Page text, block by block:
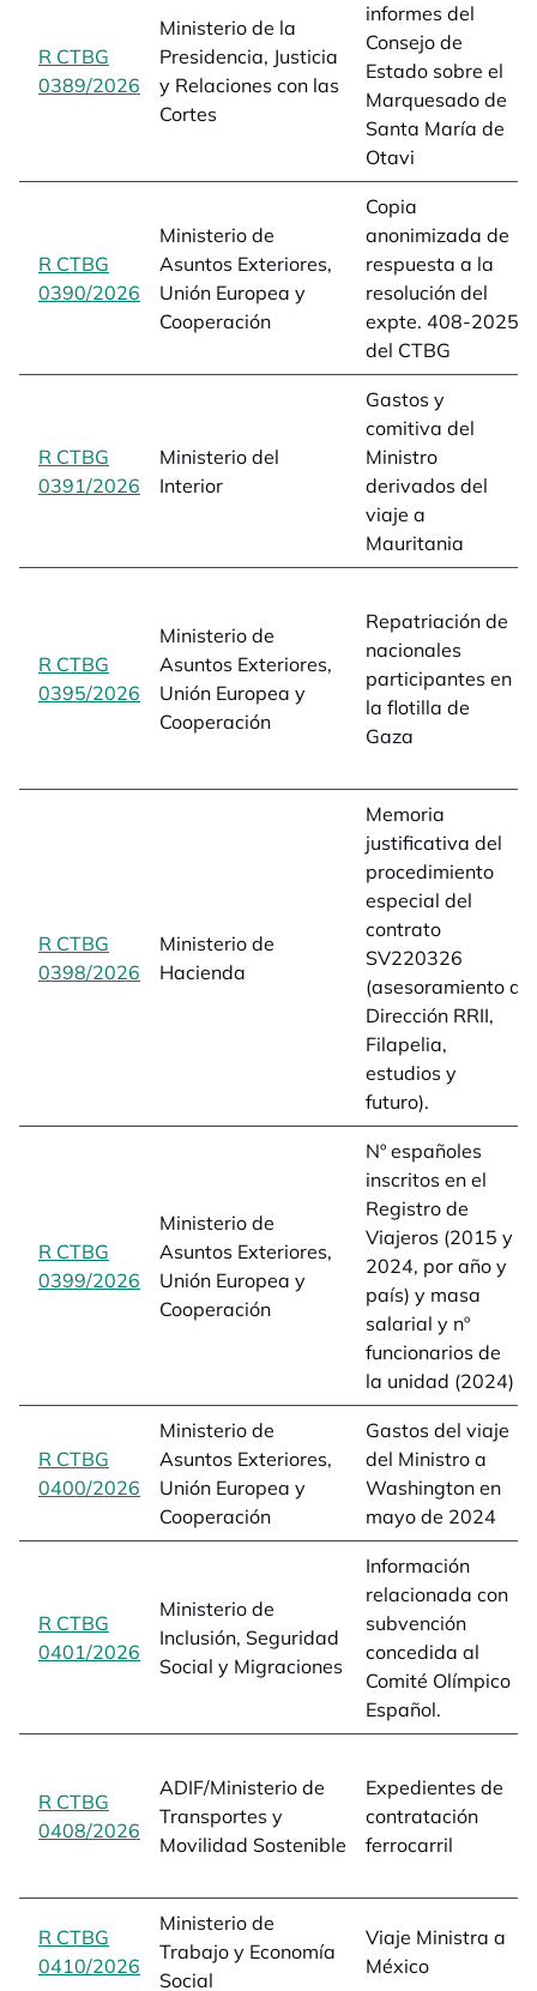
R CTBG
0389/2026 opens in a new tab
Ministerio de la
Presidencia, Justicia
y Relaciones con las
Cortes
informes del
Consejo de
Estado sobre el
Marquesado de
Santa María de
Otavi
R CTBG
0390/2026 opens in a new tab
Ministerio de
Asuntos Exteriores,
Unión Europea y
Cooperación
Copia
anonimizada de
respuesta a la
resolución del
expte. 408-2025
del CTBG
R CTBG
0391/2026 opens in a new tab
Ministerio del
Interior
Gastos y
comitiva del
Ministro
derivados del
viaje a
Mauritania
R CTBG
0395/2026 opens in a new tab
Ministerio de
Asuntos Exteriores,
Unión Europea y
Cooperación
Repatriación de
nacionales
participantes en
la flotilla de
Gaza
R CTBG
0398/2026 opens in a new tab
Ministerio de
Hacienda
Memoria
justificativa del
procedimiento
especial del
contrato
SV220326
(asesoramiento a
Dirección RRII,
Filapelia,
estudios y
futuro).
R CTBG
0399/2026 opens in a new tab
Ministerio de
Asuntos Exteriores,
Unión Europea y
Cooperación
Nº españoles
inscritos en el
Registro de
Viajeros (2015 y
2024, por año y
país) y masa
salarial y nº
funcionarios de
la unidad (2024)
R CTBG
0400/2026 opens in a new tab
Ministerio de
Asuntos Exteriores,
Unión Europea y
Cooperación
Gastos del viaje
del Ministro a
Washington en
mayo de 2024
R CTBG
0401/2026 opens in a new tab
Ministerio de
Inclusión, Seguridad
Social y Migraciones
Información
relacionada con
subvención
concedida al
Comité Olímpico
Español.
R CTBG
0408/2026 opens in a new tab
ADIF/Ministerio de
Transportes y
Movilidad Sostenible
Expedientes de
contratación
ferrocarril
R CTBG
0410/2026 opens in a new tab
Ministerio de
Trabajo y Economía
Social
Viaje Ministra a
México